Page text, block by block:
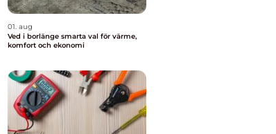
01. aug
Ved i borlänge smarta val för värme,
komfort och ekonomi